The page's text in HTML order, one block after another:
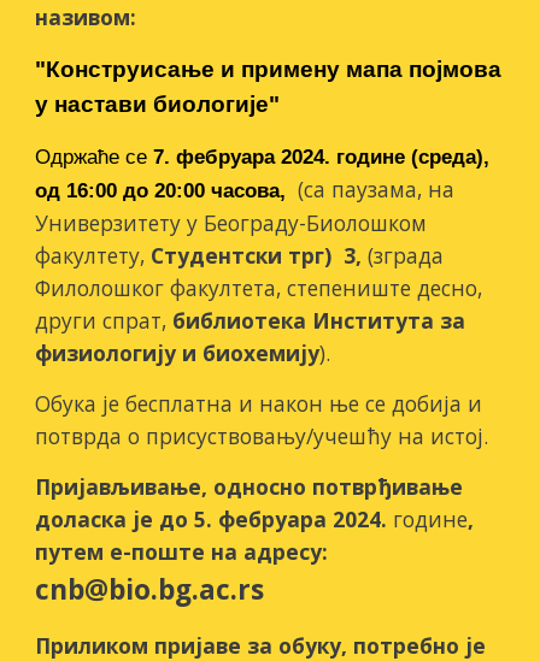
називом:
"Конструисање и примену мапа појмова
у настави биологије"
Одржаће се 7. фебруара 2024. године (среда),
од 16:00 до 20:00 часова, (са паузама, на
Универзитету у Београду-Биолошком
факултету, Студентски трг) 3, (зграда
Филолошког факултета, степениште десно,
други спрат, библиотека Института за
физиологију и биохемију).
Обука је бесплатна и након ње се добија и
потврда о присуствовању/учешћу на истој.
Пријављивање, односно потврђивање
доласка је до5. фебруара 2024. године,
путем е-поште на адресу:
cnb@bio.bg.ac.rs
Приликом пријаве за обуку, потребно је